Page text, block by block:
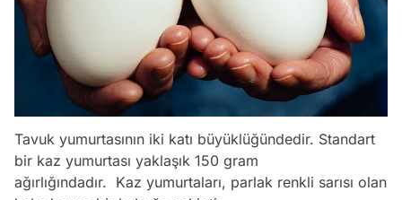
Tavuk yumurtasının iki katı büyüklüğündedir. Standart
bir kaz yumurtası yaklaşık 150 gram
ağırlığındadır. Kaz yumurtaları, parlak renkli sarısı olan